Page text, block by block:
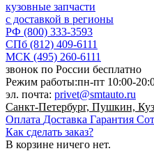
кузовные запчасти
с доставкой в регионы
РФ (800) 333-3593
СПб (812) 409-6111
МСК (495) 260-6111
звонок по России бесплатно
Режим работы:пн-пт 10:00-
эл. почта: privet@smtauto.ru
Санкт-Петербург, Пушкин,
Оплата Доставка Гарантия
Как сделать заказ?
В корзине ничего нет.